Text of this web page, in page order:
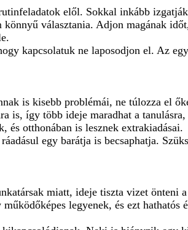
elől. Sokkal inkább
választania. Adjon magának
kapcsolatuk ne laposodjon el. Az
is kisebb problémái, ne túlozza el
is, így több ideje maradhat a
és otthonában is lesznek extrakiadásai.
egy barátja is becsaphatja.
miatt, ideje tiszta vizet önteni
legyenek, és ezt hathatós